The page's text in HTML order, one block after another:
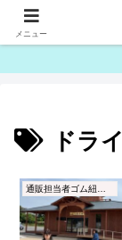
ゴム紐・平
ドラ
メニュー